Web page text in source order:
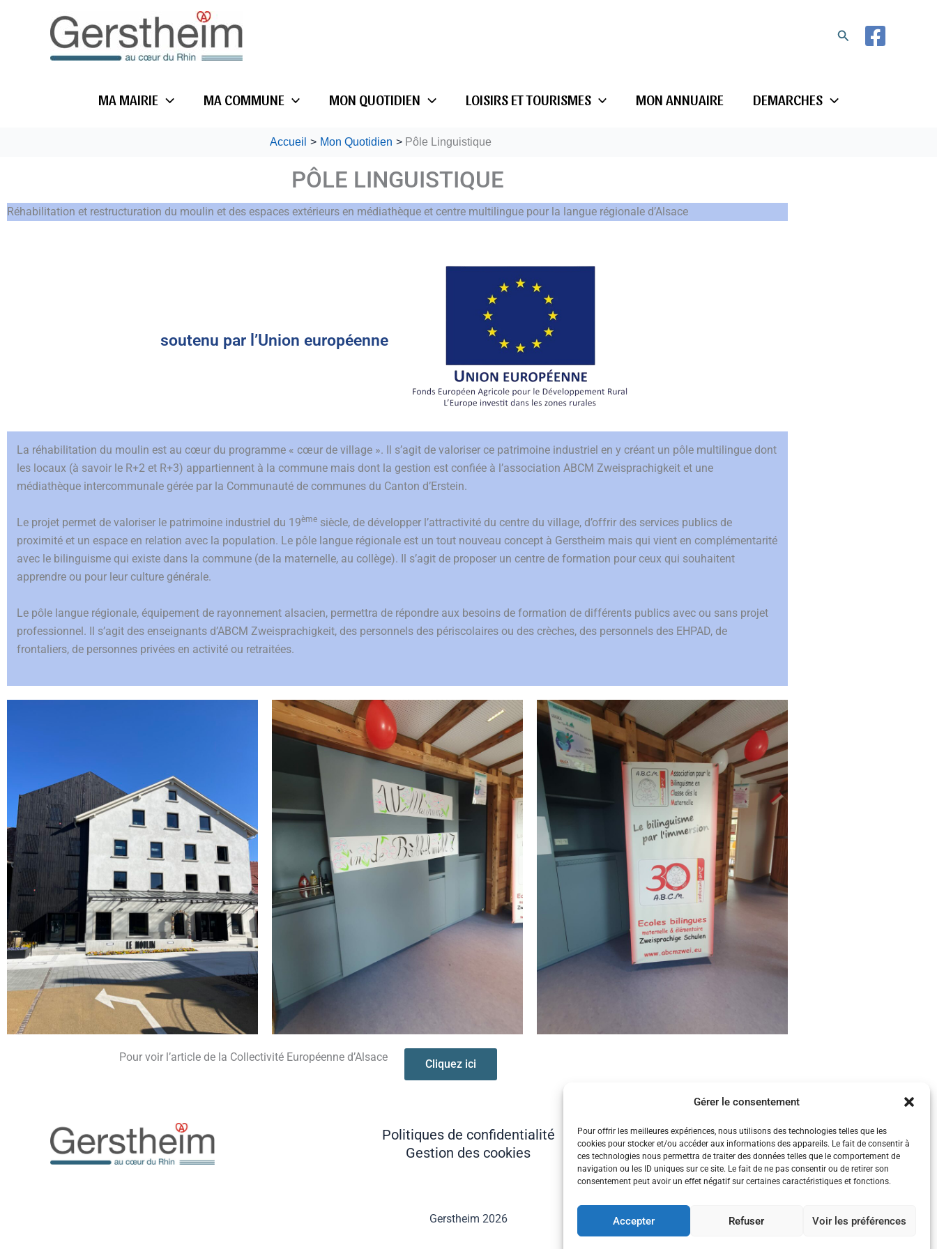
Gérer le consentement
Pour offrir les meilleures expériences, nous utilisons des technologies telles que les
cookies pour stocker et/ou accéder aux informations des appareils. Le fait de consentir à
ces technologies nous permettra de traiter des données telles que le comportement de
navigation ou les ID uniques sur ce site. Le fait de ne pas consentir ou de retirer son
consentement peut avoir un effet négatif sur certaines caractéristiques et fonctions.
Accepter Refuser Voir les préférences
Rechercher
MA MAIRIE MA COMMUNE MON QUOTIDIEN LOISIRS ET TOURISMES MON ANNUAIRE DEMARCHES
Accueil Mon Quotidien Pôle Linguistique
PÔLE LINGUISTIQUE
Réhabilitation et restructuration du moulin et des espaces extérieurs en médiathèque et centre multilingue pour la langue régionale d’Alsace
soutenu par l’Union européenne
La réhabilitation du moulin est au cœur du programme « cœur de village ». Il s’agit de valoriser ce patrimoine industriel en y créant un pôle multilingue dont
les locaux (à savoir le R+2 et R+3) appartiennent à la commune mais dont la gestion est confiée à l’association ABCM Zweisprachigkeit et une
médiathèque intercommunale gérée par la Communauté de communes du Canton d’Erstein.
Le projet permet de valoriser le patrimoine industriel du 19ème siècle, de développer l’attractivité du centre du village, d’offrir des services publics de
proximité et un espace en relation avec la population. Le pôle langue régionale est un tout nouveau concept à Gerstheim mais qui vient en complémentarité
avec le bilinguisme qui existe dans la commune (de la maternelle, au collège). Il s’agit de proposer un centre de formation pour ceux qui souhaitent
apprendre ou pour leur culture générale.
Le pôle langue régionale, équipement de rayonnement alsacien, permettra de répondre aux besoins de formation de différents publics avec ou sans projet
professionnel. Il s’agit des enseignants d’ABCM Zweisprachigkeit, des personnels des périscolaires ou des crèches, des personnels des EHPAD, de
frontaliers, de personnes privées en activité ou retraitées.
Pour voir l’article de la Collectivité Européenne d’Alsace
Cliquez ici
Politiques de confidentialité
Gestion des cookies
Gerstheim 2026